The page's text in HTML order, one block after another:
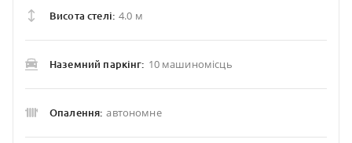
Висота стелі: 4.0 м
Наземний паркінг: 10 машиномісць
Опалення: автономне